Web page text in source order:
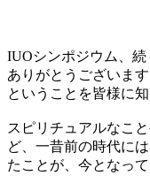
IUOシンポジウム、続
ありがとうございま
ということを皆様に
スピリチュアルなこ
ど、一昔前の時代に
たことが、今となっ